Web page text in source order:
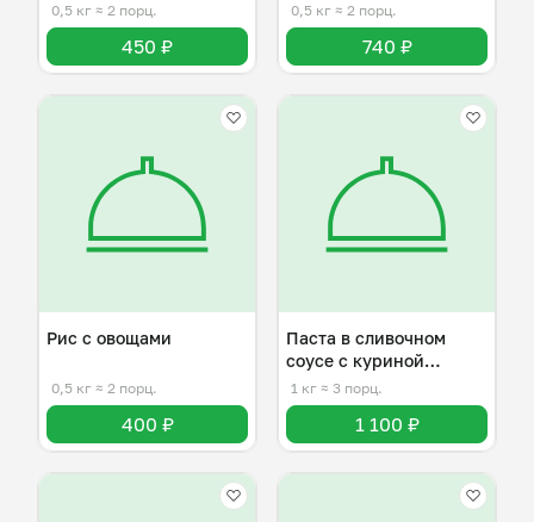
0,5 кг ≈ 2 порц.
450 ₽
0,5 кг ≈ 2 порц.
740 ₽
Рис с овощами
0,5 кг ≈ 2 порц.
400 ₽
Паста в сливочном
соусе с куриной
грудкой
1 кг ≈ 3 порц.
1 100 ₽